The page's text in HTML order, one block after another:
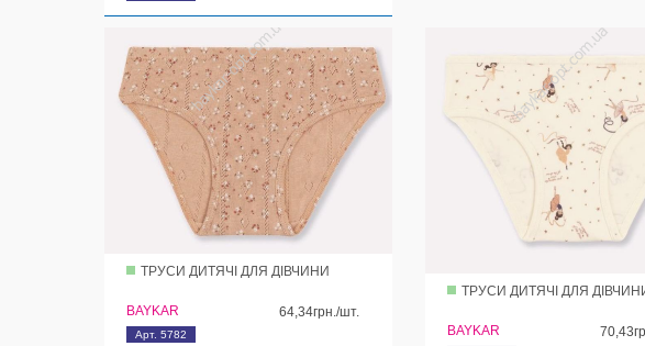
Арт. 5782
ТРУСИ ДИТЯЧІ ДЛЯ ДІВЧИНИ
BAYKAR 64,34грн./шт.
ТРУСИ ДИТЯЧІ ДЛЯ
BAYKAR